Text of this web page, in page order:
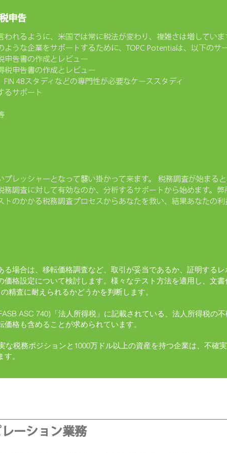
われるように、米国では常に税法が変わり、複雑さは増してい
うな企業をサポートするために、TOPC Potentiaは、以下のサ
申告書の作成とレビュー
税申告書の作成とレビュー
48スタディなどの専門性が必要なケーススタディ
るサポート
申告
レッシャーとなって襲い掛かって来ます。 税務調査が始まると
調査に対して有効なのか、分析するサポートから始めます。
のかかる税務調査プロセスからあなたを救い、結果あなたの利
場合は、移転価格調査など、取引が妥当であるか、証明する
格設定について検討します。様々なテスト方法を適用し、文
精査に耐えられるかどうかを判断します。
ASC 740)「法人所得税」に記載されている、法人所得税の
格も含めることが求められています。
な税務ポジションと1000万ドル以上の資産を持つ企業は、不確
。
ーション業務